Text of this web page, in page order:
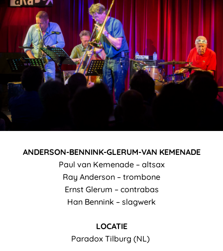
ANDERSON-BENNINK-GLERUM-VAN KEMENADE
Paul van Kemenade – altsax
Ray Anderson – trombone
Ernst Glerum – contrabas
Han Bennink – slagwerk
LOCATIE
Paradox Tilburg (NL)